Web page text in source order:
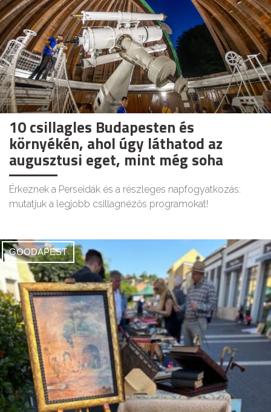
10 csillagles Budapesten és
környékén, ahol úgy láthatod az
augusztusi eget, mint még soha
Érkeznek a Perseidák és a részleges napfogyatkozás:
mutatjuk a legjobb csillagnézős programokat!
GOODAPEST